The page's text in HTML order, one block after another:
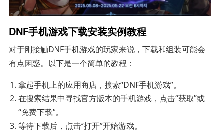
DNF手机游戏下载安装实例教程
对于刚接触DNF手机游戏的玩家来说，下载和组装可能会
有点困惑。以下是一个简单的教程：
拿起手机上的应用商店，搜索“DNF手机游戏”。
在搜索结果中寻找官方版本的手机游戏，点击“获取”或
“免费下载”。
等待下载后，点击“打开”开始游戏。